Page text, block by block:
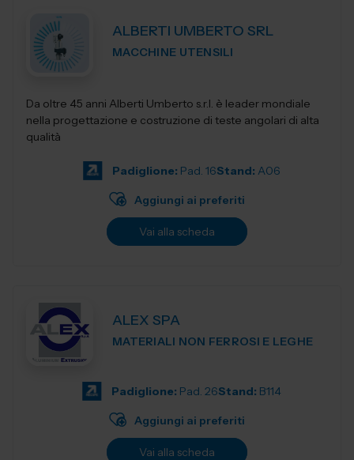
ALBERTI UMBERTO SRL
MACCHINE UTENSILI
Da oltre 45 anni Alberti Umberto s.r.l. è leader mondiale
nella progettazione e costruzione di teste angolari di alta
qualità
Padiglione: Pad. 16Stand: A06
Aggiungi ai preferiti
Vai alla scheda
ALEX SPA
MATERIALI NON FERROSI E LEGHE
Padiglione: Pad. 26Stand: B114
Aggiungi ai preferiti
Vai alla scheda